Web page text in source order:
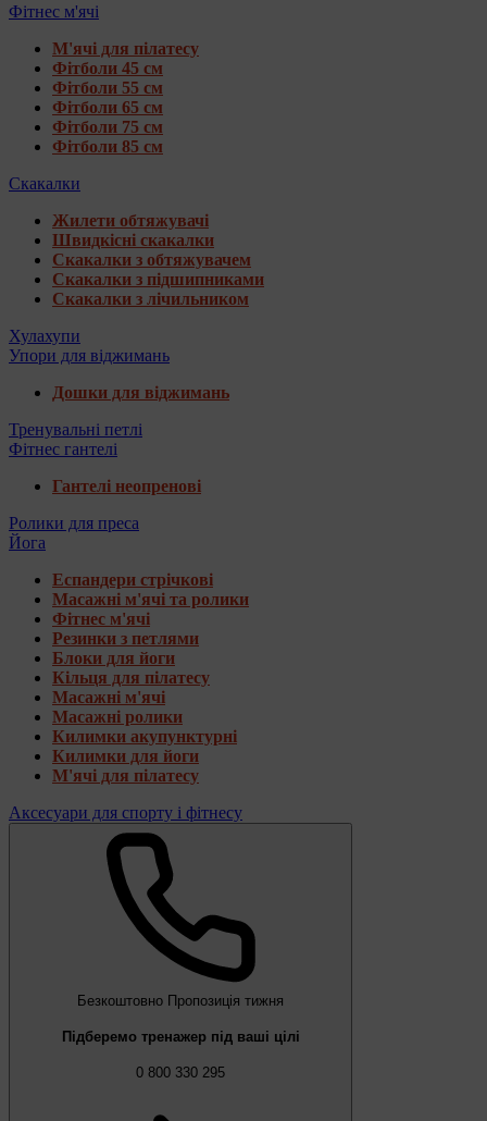
Фітнес м'ячі
М'ячі для пілатесу
Фітболи 45 см
Фітболи 55 см
Фітболи 65 см
Фітболи 75 см
Фітболи 85 см
Скакалки
Жилети обтяжувачі
Швидкісні скакалки
Скакалки з обтяжувачем
Скакалки з підшипниками
Скакалки з лічильником
Хулахупи
Упори для віджимань
Дошки для віджимань
Тренувальні петлі
Фітнес гантелі
Гантелі неопренові
Ролики для преса
Йога
Еспандери стрічкові
Масажні м'ячі та ролики
Фітнес м'ячі
Резинки з петлями
Блоки для йоги
Кільця для пілатесу
Масажні м'ячі
Масажні ролики
Килимки акупунктурні
Килимки для йоги
М'ячі для пілатесу
Аксесуари для спорту і фітнесу
Безкоштовно Пропозиція тижня
Підберемо тренажер під ваші цілі
0 800 330 295